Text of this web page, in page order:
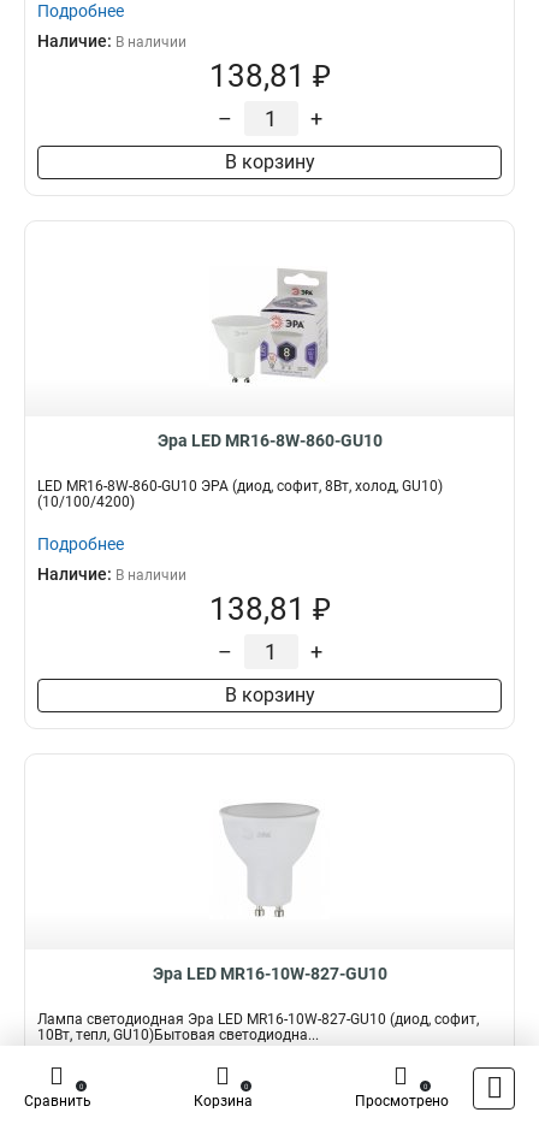
Подробнее
Наличие: В наличии
138,81 ₽
– +
В корзину
Эра LED MR16-8W-860-GU10
LED MR16-8W-860-GU10 ЭРА (диод, софит, 8Вт, холод, GU10)
(10/100/4200)
Подробнее
Наличие: В наличии
138,81 ₽
– +
В корзину
Эра LED MR16-10W-827-GU10
Лампа светодиодная Эра LED MR16-10W-827-GU10 (диод, софит,
10Вт, тепл, GU10)Бытовая светодиодна...
Подробнее
Наличие:
Сравнить
0
Корзина
0
Просмотрено
0